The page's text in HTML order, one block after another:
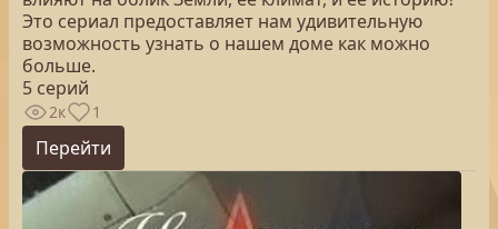
Это сериал предоставляет нам удивительную
возможность узнать о нашем доме как можно
больше.
5 серий
2к 1
Перейти